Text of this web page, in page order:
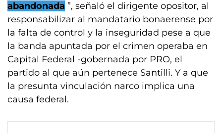
abandonada ”, señaló el dirigente opositor, al
responsabilizar al mandatario bonaerense por
la falta de control y la inseguridad pese a que
la banda apuntada por el crimen operaba en
Capital Federal -gobernada por PRO, el
partido al que aún pertenece Santilli. Y a que
la presunta vinculación narco implica una
causa federal.